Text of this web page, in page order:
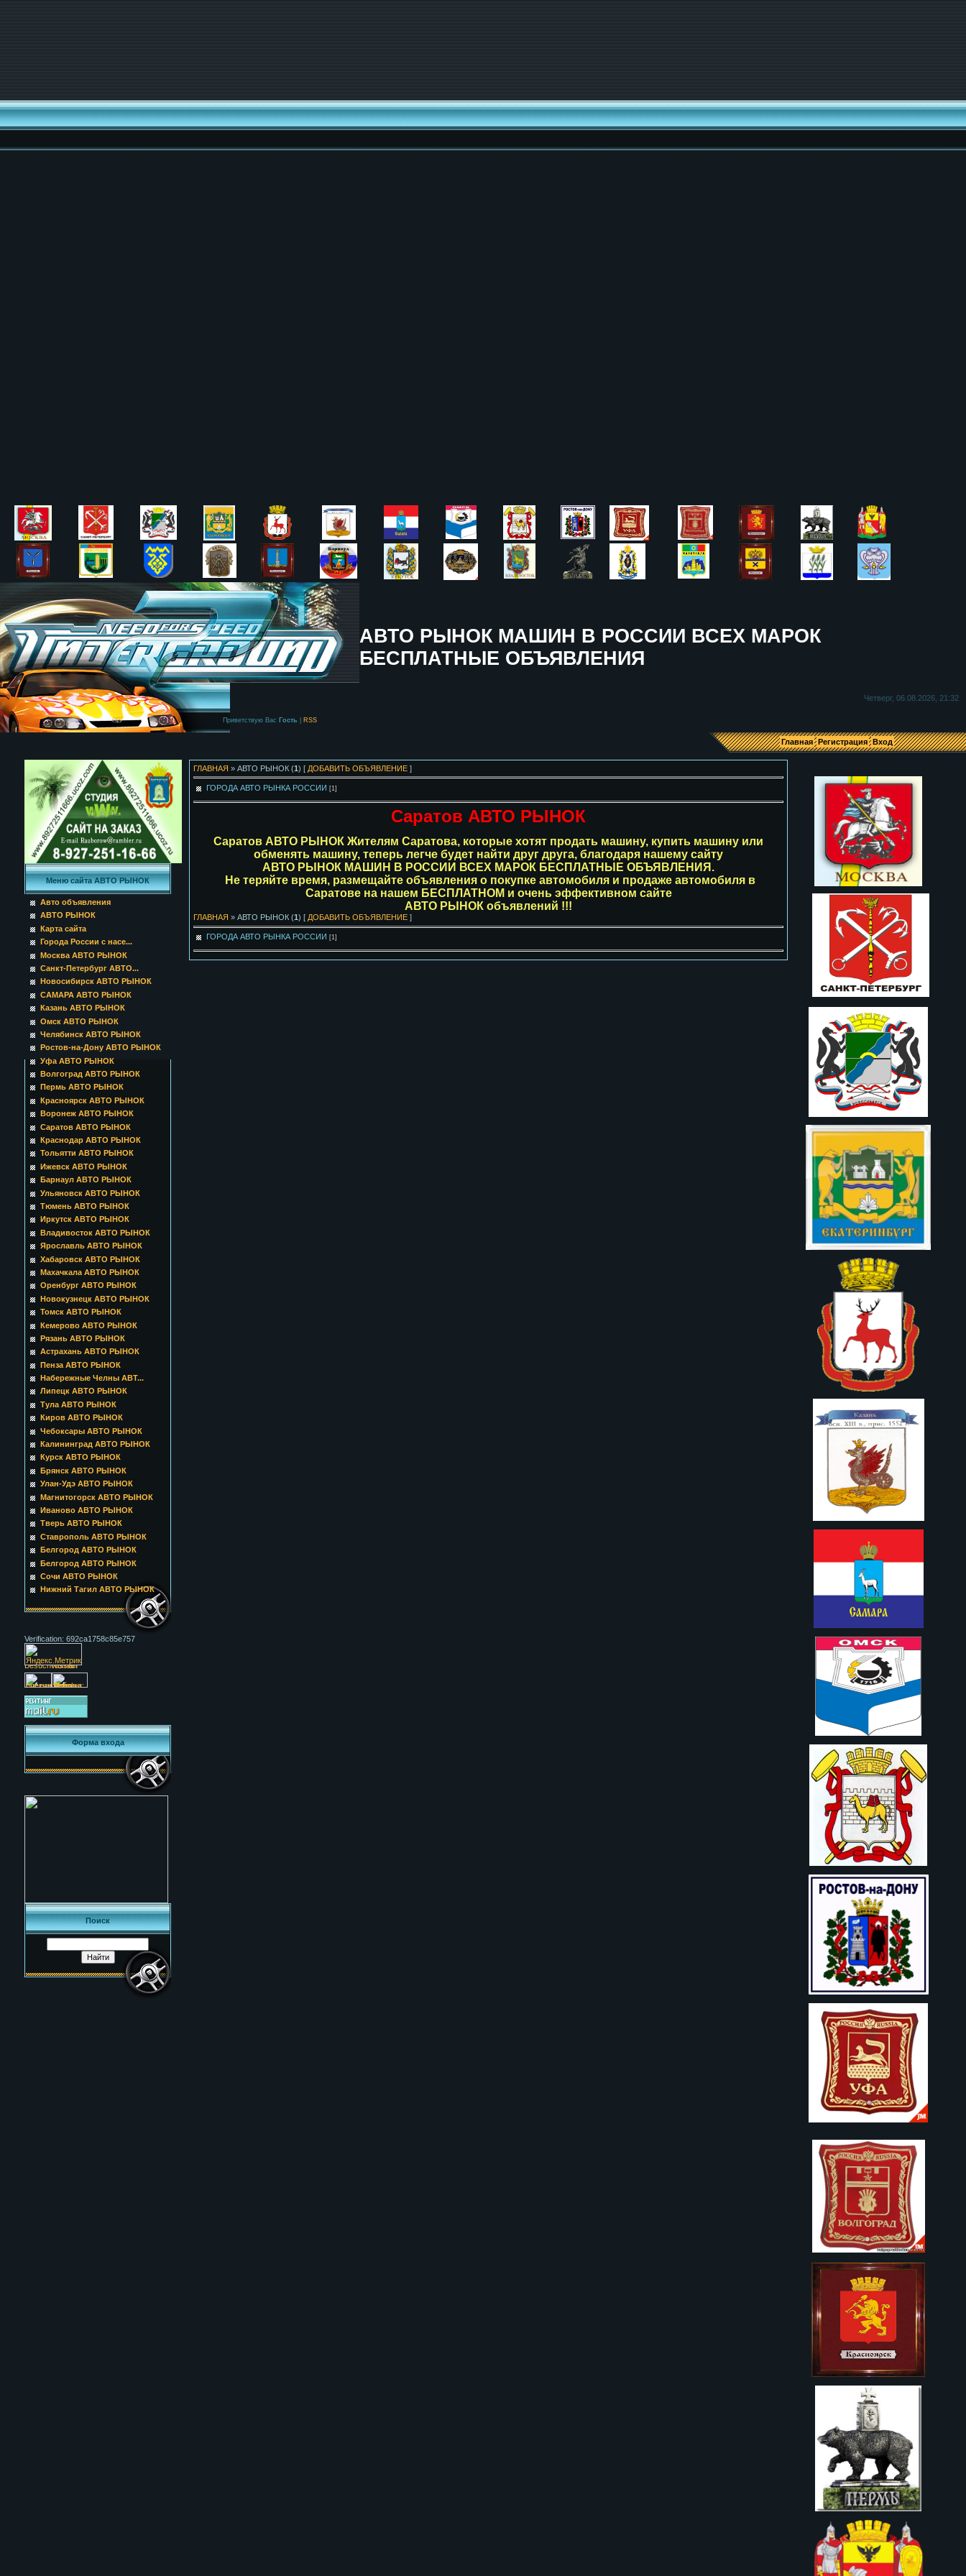
АВТО РЫНОК МАШИН В РОССИИ ВСЕХ МАРОК
БЕСПЛАТНЫЕ ОБЪЯВЛЕНИЯ
Четверг, 06.08.2026, 21:32
Приветствую Вас Гость RSS
Главная Регистрация Вход
Меню сайта АВТО РЫНОК
Авто объявления
АВТО РЫНОК
Карта сайта
Города России с насе...
Москва АВТО РЫНОК
Санкт-Петербург АВТО...
Новосибирск АВТО РЫНОК
САМАРА АВТО РЫНОК
Казань АВТО РЫНОК
Омск АВТО РЫНОК
Челябинск АВТО РЫНОК
Ростов-на-Дону АВТО РЫНОК
Уфа АВТО РЫНОК
Волгоград АВТО РЫНОК
Пермь АВТО РЫНОК
Красноярск АВТО РЫНОК
Воронеж АВТО РЫНОК
Саратов АВТО РЫНОК
Краснодар АВТО РЫНОК
Тольятти АВТО РЫНОК
Ижевск АВТО РЫНОК
Барнаул АВТО РЫНОК
Ульяновск АВТО РЫНОК
Тюмень АВТО РЫНОК
Иркутск АВТО РЫНОК
Владивосток АВТО РЫНОК
Ярославль АВТО РЫНОК
Хабаровск АВТО РЫНОК
Махачкала АВТО РЫНОК
Оренбург АВТО РЫНОК
Новокузнецк АВТО РЫНОК
Томск АВТО РЫНОК
Кемерово АВТО РЫНОК
Рязань АВТО РЫНОК
Астрахань АВТО РЫНОК
Пенза АВТО РЫНОК
Набережные Челны АВТ...
Липецк АВТО РЫНОК
Тула АВТО РЫНОК
Киров АВТО РЫНОК
Чебоксары АВТО РЫНОК
Калининград АВТО РЫНОК
Курск АВТО РЫНОК
Брянск АВТО РЫНОК
Улан-Удэ АВТО РЫНОК
Магнитогорск АВТО РЫНОК
Иваново АВТО РЫНОК
Тверь АВТО РЫНОК
Ставрополь АВТО РЫНОК
Белгород АВТО РЫНОК
Белгород АВТО РЫНОК
Сочи АВТО РЫНОК
Нижний Тагил АВТО РЫНОК
Verification: 692ca1758c85e757
Форма входа
Поиск
ГЛАВНАЯ » АВТО РЫНОК (1) [ ДОБАВИТЬ ОБЪЯВЛЕНИЕ ]
ГОРОДА АВТО РЫНКА РОССИИ [1]
Саратов АВТО РЫНОК
Саратов АВТО РЫНОК Жителям Саратова, которые хотят продать машину, купить машину или
обменять машину, теперь легче будет найти друг друга, благодаря нашему сайту
АВТО РЫНОК МАШИН В РОССИИ ВСЕХ МАРОК БЕСПЛАТНЫЕ ОБЪЯВЛЕНИЯ.
Не теряйте время, размещайте объявления о покупке автомобиля и продаже автомобиля в
Саратове на нашем БЕСПЛАТНОМ и очень эффективном сайте
АВТО РЫНОК объявлений !!!
ГЛАВНАЯ » АВТО РЫНОК (1 ) [ ДОБАВИТЬ ОБЪЯВЛЕНИЕ ]
ГОРОДА АВТО РЫНКА РОССИИ [1]